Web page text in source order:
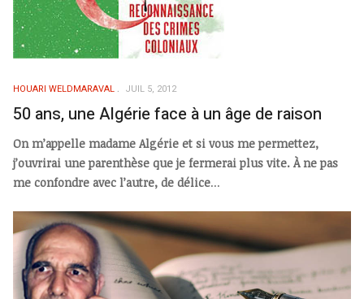
HOUARI WELDMARAVAL JUIL 5, 2012
50 ans, une Algérie face à un âge de raison
On m’appelle madame Algérie et si vous me permettez,
j’ouvrirai une parenthèse que je fermerai plus vite. À ne pas
me confondre avec l’autre, de délice...